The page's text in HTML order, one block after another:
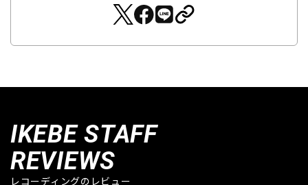
IKEBE STAFF
REVIEWS
レコーディングのレビュー